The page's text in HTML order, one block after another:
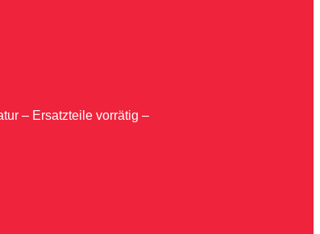
– Ersatzteile vorrätig –